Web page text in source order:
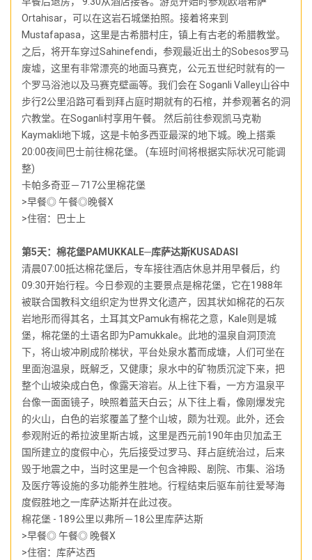
Ortahisar，可以在这岩石城堡拍照。接着将来到
Mustafapasa，这里是古希腊村庄，镇上有古老的希腊教堂。
之后，将开车穿过Sahinefendi，参观最近出土的Sobesos罗马
废墟，这里有非常漂亮的地面马赛克，公元五世纪时就有的一
个罗马浴池以及马赛克壁画等。我们会在 Soganli Valley山谷中
步行2公里沿路可看到拜占庭时期就有的石棺，并参观著名的洞
穴教堂。在Soganli村享用午餐。 然后前往参观凯马克勒
Kaymakli地下城，这是卡帕多西亚最深的地下城。晚上搭乘
20:00夜间巴士前往棉花堡。 (车班时间将根据实际状况可能调
整)
卡帕多奇亚－717公里棉花堡
>早餐◎ 午餐◎晚餐X
>住宿：巴士上
第5天：棉花堡PAMUKKALE─库萨达斯KUSADASI
清晨07:00抵达棉花堡后，专车接往酒店休息并用早餐后，约
09:30开始行程。今日参观的主要景点是棉花堡，它在1988年
被联合国教科文组织定为世界文化遗产，因其状如棉花的石灰
岩地形而得其名，土耳其文Pamuk有棉花之意，Kale则是城
堡，棉花堡的土语名即为Pamukkale。此地的温泉自洞顶流
下，将山坡冲刷成阶梯状，平台处泉水蓄而成塘，人们可坐在
里面泡温泉，既解乏，又健康；泉水中的矿物质沉淀下来，把
整个山坡染成白色，像露天溶岩。从上往下看，一方方温泉平
台像一面面镜子，映照着蓝天白云；从下往上看，像刚爆发完
的火山，白色的岩浆覆盖了整个山坡，颇为壮观。此外，还会
参观附近的希拉波里斯古城，这里是西元前190年由贝加孟王
国所建立的度假中心，先后接受过罗马、拜占庭统治过，后来
毁于地震之中，当时这里是一个包含神殿、剧院、市集、浴场
及医疗等设施的多功能养生胜地。行程结束后驱车前往爱琴海
度假胜地之一库萨达斯并在此过夜。
棉花堡 - 189公里以弗所－18公里库萨达斯
>早餐◎ 午餐◎ 晚餐X
>住宿：库萨达西